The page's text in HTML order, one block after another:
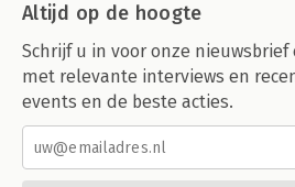
Altijd op de hoogte
Schrijf u in voor onze
met relevante interviews en
events en de beste acties.